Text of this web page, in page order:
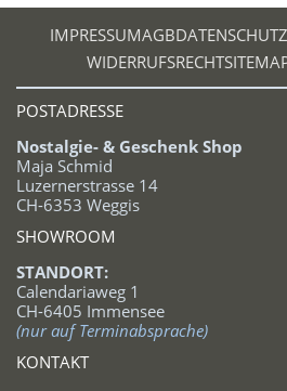
IMPRESSUMAGBDATENSCHUTZ
WIDERRUFSRECHT
POSTADRESSE
Nostalgie- & Geschenk Shop
Maja Schmid
Luzernerstrasse 14
CH-6353 Weggis
SHOWROOM
STANDORT:
Calendariaweg 1
CH-6405 Immensee
(nur auf Terminabsprache)
KONTAKT